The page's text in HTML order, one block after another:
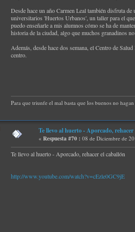
Desde hace un año Carmen Leal también disfruta
universitarios 'Huertos Urbanos', un taller para el
puedo enseñarle a mis alumnos cómo se ha de
historia de la ciudad, algo que muchos granadinos
Además, desde hace dos semana, el Centro de
centro.
Para que triunfe el mal basta que los buenos no
Te llevo al huerto - Aporcado,
« Respuesta #70 : 08 de Diciembre de
Te llevo al huerto - Aporcado, rehacer el caballón
http://www.youtube.com/watch?v=cEzle0GC9jE